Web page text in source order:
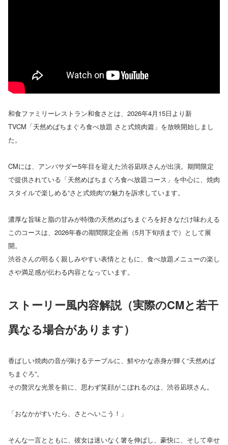
和食ファミリーレストラン和食さとは、2026年4月15日より新
TVCM「天然めばちまぐろ食べ放題 さと式焼肉篇」を放映開始しまし
た。
CMには、アンバサダー5年目を迎えた渋谷凪咲さんが出演。期間限定
で提供されている「天然めばちまぐろ食べ放題コース」を中心に、焼肉
スタイルで楽しめる“さと式焼肉”の魅力を訴求しています。
濃厚な旨味と脂の甘みが特徴の天然めばちまぐろを好きなだけ味わえる
このコースは、2026年春の期間限定企画（5月下旬頃まで）として展
開。
渋谷さんの明るく親しみやすい表情とともに、食べ放題メニューの楽し
さや満足感が伝わる内容となっています。
ストーリー風内容解説（実際のCMと若干
異なる場合があります）
香ばしい焼肉の音が弾けるテーブルに、鮮やかな赤身が輝く“天然めば
ちまぐろ”。
その贅沢な光景を前に、思わず笑顔がこぼれるのは、渋谷凪咲さん。
「おなかがすいたら、さとへいこう！」
そんな一言とともに、彼女は迷いなく箸を伸ばし、豪快に、そして幸せ